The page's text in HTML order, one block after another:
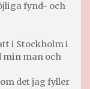
fynd- och
i Stockholm i
min man och
det jag fyller